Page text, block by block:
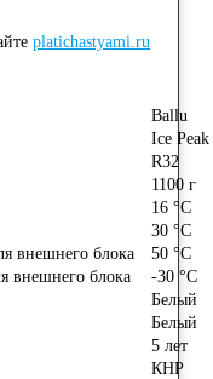
platichastyami.ru
Ballu
Ice
R32
1100 г
16 °С
30 °С
внешнего блока
50 °С
внешнего блока
-30 °С
Белый
Белый
5 лет
КНР